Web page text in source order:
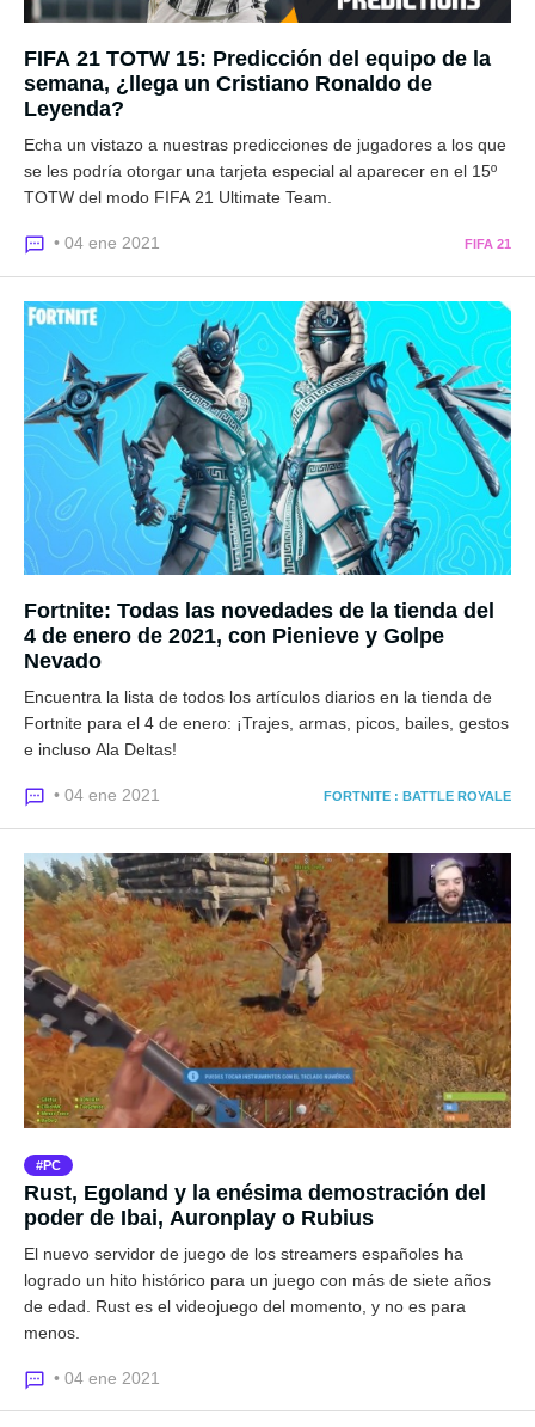
FIFA 21 TOTW 15: Predicción del equipo de la
semana, ¿llega un Cristiano Ronaldo de
Leyenda?
Echa un vistazo a nuestras predicciones de jugadores a los que
se les podría otorgar una tarjeta especial al aparecer en el 15º
TOTW del modo FIFA 21 Ultimate Team.
• 04 ene 2021 FIFA 21
Fortnite: Todas las novedades de la tienda del
4 de enero de 2021, con Pienieve y Golpe
Nevado
Encuentra la lista de todos los artículos diarios en la tienda de
Fortnite para el 4 de enero: ¡Trajes, armas, picos, bailes, gestos
e incluso Ala Deltas!
• 04 ene 2021 FORTNITE : BATTLE ROYALE
PC
Rust, Egoland y la enésima demostración del
poder de Ibai, Auronplay o Rubius
El nuevo servidor de juego de los streamers españoles ha
logrado un hito histórico para un juego con más de siete años
de edad. Rust es el videojuego del momento, y no es para
menos.
• 04 ene 2021